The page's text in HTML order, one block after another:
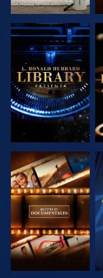
EXPLORA LAS
SERIES
EXPLORA LAS
SERIES